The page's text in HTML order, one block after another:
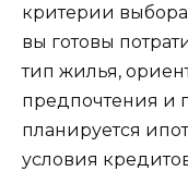
критерии выбора
вы готовы
тип жилья,
предпочтения и
планируется
условия